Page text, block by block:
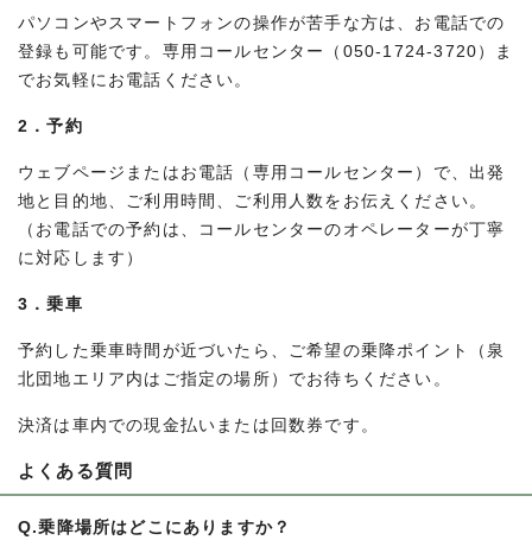
パソコンやスマートフォンの操作が苦手な方は、お電話での
登録も可能です。専用コールセンター（050-1724-3720）ま
でお気軽にお電話ください。
2．予約
ウェブページまたはお電話（専用コールセンター）で、出発
地と目的地、ご利用時間、ご利用人数をお伝えください。
（お電話での予約は、コールセンターのオペレーターが丁寧
に対応します）
3．乗車
予約した乗車時間が近づいたら、ご希望の乗降ポイント（泉
北団地エリア内はご指定の場所）でお待ちください。
決済は車内での現金払いまたは回数券です。
よくある質問
Q.乗降場所はどこにありますか？